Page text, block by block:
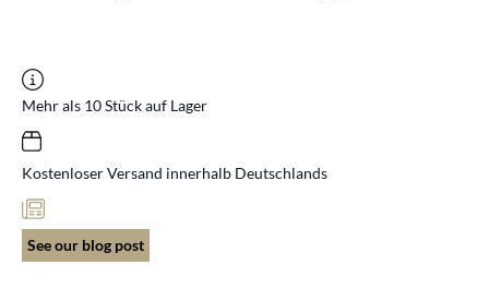
Mehr als 10 Stück auf Lager
Kostenloser Versand innerhalb Deutschlands
See our blog post